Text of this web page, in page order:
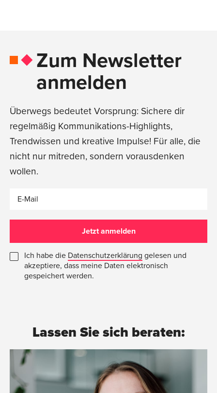
Zum Newsletter
anmelden
Überwegs bedeutet Vorsprung: Sichere dir
regelmäßig Kommunikations-Highlights,
Trendwissen und kreative Impulse! Für alle, die
nicht nur mitreden, sondern vorausdenken
wollen.
E-Mail
Jetzt anmelden
Ich habe die Datenschutz­erklärung gelesen und
akzeptiere, dass meine Daten elektronisch
gespeichert werden.
Lassen Sie sich beraten: